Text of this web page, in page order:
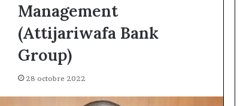
Management
(Attijariwafa Bank
Group)
28 octobre 2022